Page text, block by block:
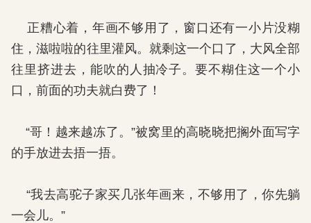
正糟心着，年画不够用了，窗口还有一小片没糊
住，滋啦啦的往里灌风。就剩这一个口了，大风全部
往里挤进去，能吹的人抽冷子。要不糊住这一个小
口，前面的功夫就白费了！
“哥！越来越冻了。”被窝里的高晓晓把搁外面写字
的手放进去捂一捂。
“我去高驼子家买几张年画来，不够用了，你先躺
一会儿。”